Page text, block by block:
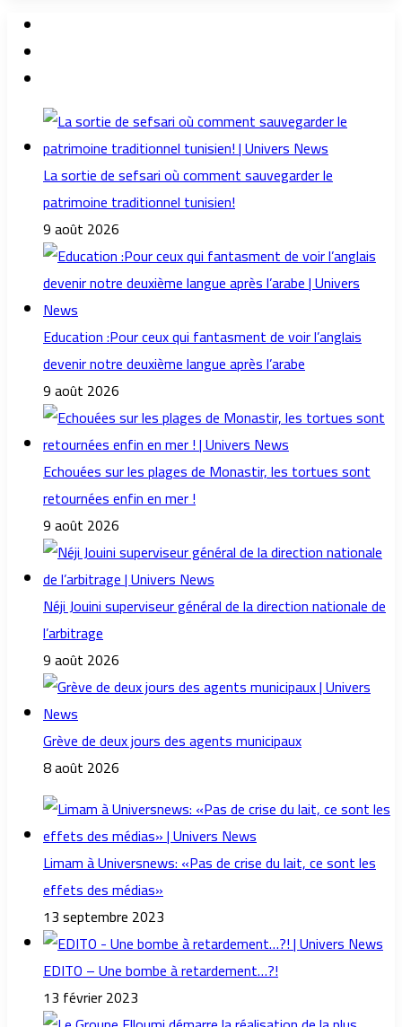
La sortie de sefsari où comment sauvegarder le
patrimoine traditionnel tunisien!
9 août 2026
Education :Pour ceux qui fantasment de voir l’anglais
devenir notre deuxième langue après l’arabe
9 août 2026
Echouées sur les plages de Monastir, les tortues sont
retournées enfin en mer !
9 août 2026
Néji Jouini superviseur général de la direction nationale de
l’arbitrage
9 août 2026
Grève de deux jours des agents municipaux
8 août 2026
Limam à Universnews: «Pas de crise du lait, ce sont les
effets des médias»
13 septembre 2023
EDITO – Une bombe à retardement…?!
13 février 2023